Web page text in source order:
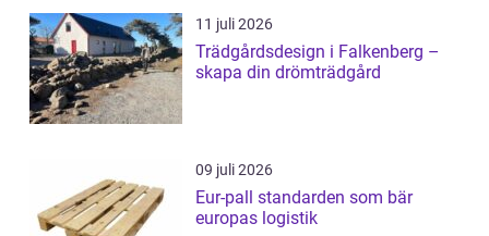
11 juli 2026
Trädgårdsdesign i Falkenberg –
skapa din drömträdgård
09 juli 2026
Eur-pall standarden som bär
europas logistik